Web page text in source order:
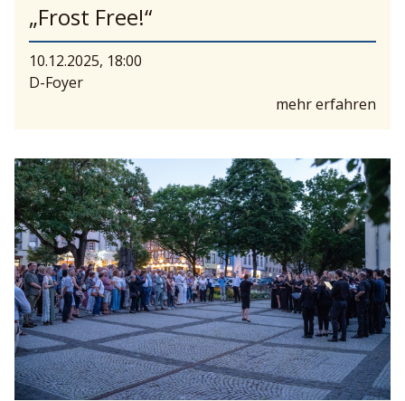
„Frost Free!“
10.12.2025, 18:00
D-Foyer
mehr erfahren